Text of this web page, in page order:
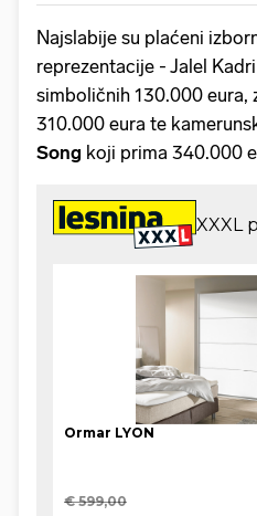
Najslabije su plaćeni
reprezentacije - Jalel
simboličnih 130.000 eura,
310.000 eura te
Song koji prima 340.000